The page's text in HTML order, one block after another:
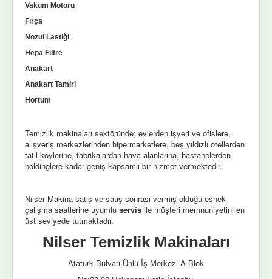
Vakum Motoru
Fırça
Nozul Lastiği
Hepa Filtre
Anakart
Anakart Tamiri
Hortum
Temizlik makinaları sektöründe; evlerden işyeri ve ofislere,
alışveriş merkezlerinden hipermarketlere, beş yıldızlı otellerden
tatil köylerine, fabrikalardan hava alanlarına, hastanelerden
holdinglere kadar geniş kapsamlı bir hizmet vermektedir.
Nilser Makina satış ve satış sonrası vermiş olduğu esnek
çalışma saatlerine uyumlu servis ile müşteri memnuniyetini en
üst seviyede tutmaktadır.
Nilser Temizlik Makinaları
Atatürk Bulvarı Ünlü İş Merkezi A Blok